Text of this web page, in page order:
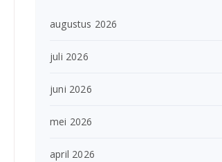
augustus 2026
juli 2026
juni 2026
mei 2026
april 2026